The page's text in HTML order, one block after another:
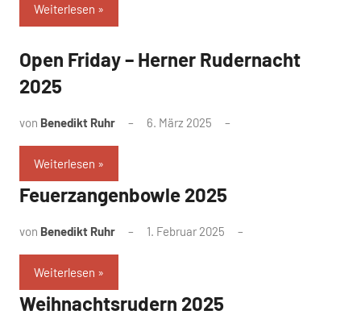
Weiterlesen
Open Friday – Herner Rudernacht
2025
von Benedikt Ruhr 6. März 2025
Weiterlesen
Feuerzangenbowle 2025
von Benedikt Ruhr 1. Februar 2025
Weiterlesen
Weihnachtsrudern 2025